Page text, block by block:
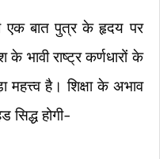
एक बात पुत्र के हृदय पर
भावी राष्ट्र कर्णधारों के
महत्त्व है। शिक्षा के अभाव
सिद्ध होगी-